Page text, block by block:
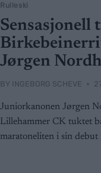
Rulleski
Sensasjonell
Jørgen
BY INGEBORG SCHEVE
Juniorkanonen Jørgen
Lillehammer CK tuktet
maratoneliten i sin